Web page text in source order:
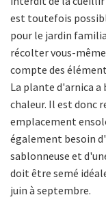
est toutefois
pour le jardin
récolter vous-
compte des
La plante d'arnica a
chaleur. Il est donc
emplacement
également besoin
sablonneuse et
doit être semé
juin à septembre.